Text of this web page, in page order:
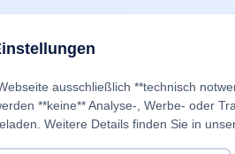
ausschließlich **technisch
**keine** Analyse-, Werbe- oder
Weitere Details finden Sie in